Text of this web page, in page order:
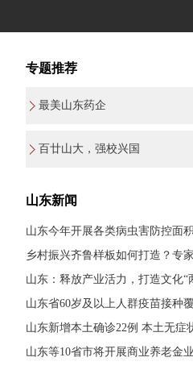
专题推荐
最美山东药企
百廿山大，强校兴国
山东新闻
山东今年开展各类病虫害防控面
乡村振兴齐鲁样板如何打造？专
山东：释放产业活力，打造文化“
山东省60岁及以上人群疫苗接种
山东新增本土确诊22例 本土无症
山东等10省市将开展商业养老金